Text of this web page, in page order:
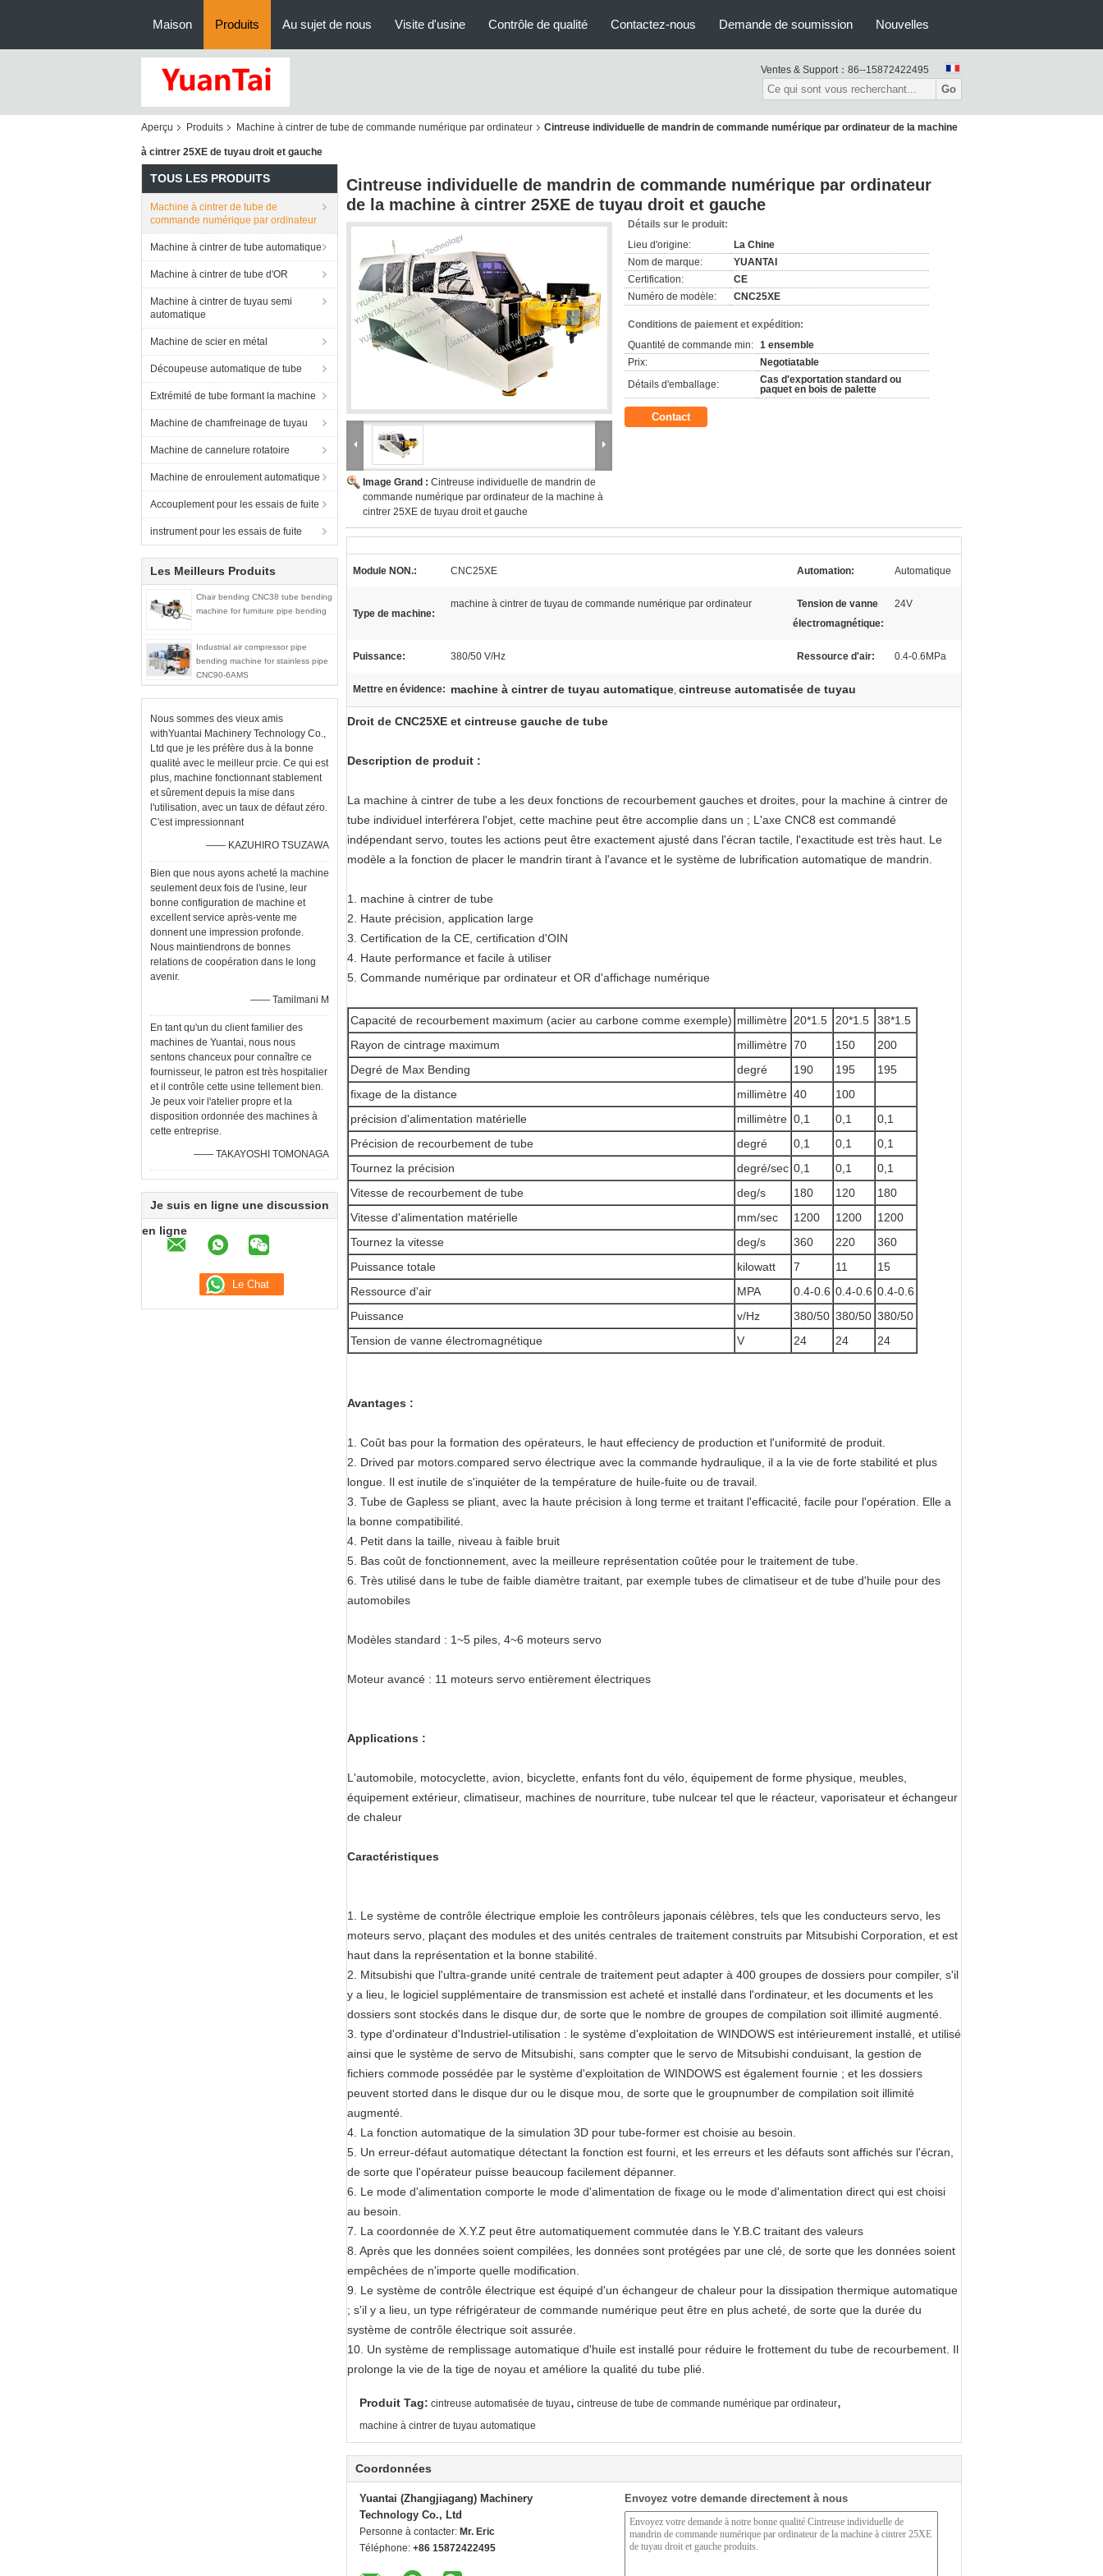
Maison Produits Au sujet de nous Visite d'usine Contrôle de qualité Contactez-nous Demande de soumission Nouvelles
Ventes & Support： 86--15872422495
Go
Aperçu Produits Machine à cintrer de tube de commande numérique par ordinateur Cintreuse individuelle de mandrin de commande numérique par ordinateur de la machine
à cintrer 25XE de tuyau droit et gauche
TOUS LES PRODUITS
Machine à cintrer de tube de
commande numérique par ordinateur
Machine à cintrer de tube automatique
Machine à cintrer de tube d'OR
Machine à cintrer de tuyau semi
automatique
Machine de scier en métal
Découpeuse automatique de tube
Extrémité de tube formant la machine
Machine de chamfreinage de tuyau
Machine de cannelure rotatoire
Machine de enroulement automatique
Accouplement pour les essais de fuite
instrument pour les essais de fuite
Les Meilleurs Produits
Chair bending CNC38 tube bending
machine for furniture pipe bending
Industrial air compressor pipe
bending machine for stainless pipe
CNC90-6AMS
Nous sommes des vieux amis
withYuantai Machinery Technology Co.,
Ltd que je les préfère dus à la bonne
qualité avec le meilleur prcie. Ce qui est
plus, machine fonctionnant stablement
et sûrement depuis la mise dans
l'utilisation, avec un taux de défaut zéro.
C'est impressionnant
—— KAZUHIRO TSUZAWA
Bien que nous ayons acheté la machine
seulement deux fois de l'usine, leur
bonne configuration de machine et
excellent service après-vente me
donnent une impression profonde.
Nous maintiendrons de bonnes
relations de coopération dans le long
avenir.
—— Tamilmani M
En tant qu'un du client familier des
machines de Yuantai, nous nous
sentons chanceux pour connaître ce
fournisseur, le patron est très hospitalier
et il contrôle cette usine tellement bien.
Je peux voir l'atelier propre et la
disposition ordonnée des machines à
cette entreprise.
—— TAKAYOSHI TOMONAGA
Je suis en ligne une discussion
en ligne
Cintreuse individuelle de mandrin de commande numérique par ordinateur
de la machine à cintrer 25XE de tuyau droit et gauche
Image Grand : Cintreuse individuelle de mandrin de
commande numérique par ordinateur de la machine à
cintrer 25XE de tuyau droit et gauche
Détails sur le produit:
Lieu d'origine:
La Chine
Nom de marque:
YUANTAI
Certification:
CE
Numéro de modèle:
CNC25XE
Conditions de paiement et expédition:
Quantité de commande min: 1 ensemble
Prix:
Negotiatable
Détails d'emballage:
Cas d'exportation standard ou
paquet en bois de palette
Contact
Module NON.: CNC25XE Automation: Automatique
Type de machine:
machine à cintrer de tuyau de commande numérique par ordinateur
Tension de vanne
électromagnétique:
24V
Puissance: 380/50 V/Hz Ressource d'air: 0.4-0.6MPa
Mettre en évidence: machine à cintrer de tuyau automatique, cintreuse automatisée de tuyau
Droit de CNC25XE et cintreuse gauche de tube
Description de produit :
La machine à cintrer de tube a les deux fonctions de recourbement gauches et droites, pour la machine à cintrer de
tube individuel interférera l'objet, cette machine peut être accomplie dans un ; L'axe CNC8 est commandé
indépendant servo, toutes les actions peut être exactement ajusté dans l'écran tactile, l'exactitude est très haut. Le
modèle a la fonction de placer le mandrin tirant à l'avance et le système de lubrification automatique de mandrin.
1. machine à cintrer de tube
2. Haute précision, application large
3. Certification de la CE, certification d'OIN
4. Haute performance et facile à utiliser
5. Commande numérique par ordinateur et OR d'affichage numérique
Capacité de recourbement maximum (acier au carbone comme exemple) millimètre 20*1.5 20*1.5
38*1.5
Rayon de cintrage maximum
millimètre 70 150
200
Degré de Max Bending
degré 190 195
195
fixage de la distance
millimètre 40
100
précision d'alimentation matérielle
millimètre 0,1 0,1
0,1
Précision de recourbement de tube
degré 0,1 0,1
0,1
Tournez la précision
degré/sec 0,1 0,1
0,1
Vitesse de recourbement de tube
deg/s 180 120
180
Vitesse d'alimentation matérielle
mm/sec 1200 1200
1200
Tournez la vitesse
deg/s 360 220
360
Puissance totale
kilowatt 7 11
15
Ressource d'air
MPA 0.4-0.6 0.4-0.6 0.4-0.6
Puissance
v/Hz 380/50 380/50 380/50
Tension de vanne électromagnétique
V 24 24 24
Avantages :
1. Coût bas pour la formation des opérateurs, le haut effeciency de production et l'uniformité de produit.
2. Drived par motors.compared servo électrique avec la commande hydraulique, il a la vie de forte stabilité et plus
longue. Il est inutile de s'inquiéter de la température de huile-fuite ou de travail.
3. Tube de Gapless se pliant, avec la haute précision à long terme et traitant l'efficacité, facile pour l'opération. Elle a
la bonne compatibilité.
4. Petit dans la taille, niveau à faible bruit
5. Bas coût de fonctionnement, avec la meilleure représentation coûtée pour le traitement de tube.
6. Très utilisé dans le tube de faible diamètre traitant, par exemple tubes de climatiseur et de tube d'huile pour des
automobiles
Modèles standard : 1~5 piles, 4~6 moteurs servo
Moteur avancé : 11 moteurs servo entièrement électriques
Applications :
L'automobile, motocyclette, avion, bicyclette, enfants font du vélo, équipement de forme physique, meubles,
équipement extérieur, climatiseur, machines de nourriture, tube nulcear tel que le réacteur, vaporisateur et échangeur
de chaleur
Caractéristiques
1. Le système de contrôle électrique emploie les contrôleurs japonais célèbres, tels que les conducteurs servo, les
moteurs servo, plaçant des modules et des unités centrales de traitement construits par Mitsubishi Corporation, et est
haut dans la représentation et la bonne stabilité.
2. Mitsubishi que l'ultra-grande unité centrale de traitement peut adapter à 400 groupes de dossiers pour compiler, s'il
y a lieu, le logiciel supplémentaire de transmission est acheté et installé dans l'ordinateur, et les documents et les
dossiers sont stockés dans le disque dur, de sorte que le nombre de groupes de compilation soit illimité augmenté.
3. type d'ordinateur d'Industriel-utilisation : le système d'exploitation de WINDOWS est intérieurement installé, et utilisé
ainsi que le système de servo de Mitsubishi, sans compter que le servo de Mitsubishi conduisant, la gestion de
fichiers commode possédée par le système d'exploitation de WINDOWS est également fournie ; et les dossiers
peuvent storted dans le disque dur ou le disque mou, de sorte que le groupnumber de compilation soit illimité
augmenté.
4. La fonction automatique de la simulation 3D pour tube-former est choisie au besoin.
5. Un erreur-défaut automatique détectant la fonction est fourni, et les erreurs et les défauts sont affichés sur l'écran,
de sorte que l'opérateur puisse beaucoup facilement dépanner.
6. Le mode d'alimentation comporte le mode d'alimentation de fixage ou le mode d'alimentation direct qui est choisi
au besoin.
7. La coordonnée de X.Y.Z peut être automatiquement commutée dans le Y.B.C traitant des valeurs
8. Après que les données soient compilées, les données sont protégées par une clé, de sorte que les données soient
empêchées de n'importe quelle modification.
9. Le système de contrôle électrique est équipé d'un échangeur de chaleur pour la dissipation thermique automatique
; s'il y a lieu, un type réfrigérateur de commande numérique peut être en plus acheté, de sorte que la durée du
système de contrôle électrique soit assurée.
10. Un système de remplissage automatique d'huile est installé pour réduire le frottement du tube de recourbement. Il
prolonge la vie de la tige de noyau et améliore la qualité du tube plié.
Produit Tag: cintreuse automatisée de tuyau, cintreuse de tube de commande numérique par ordinateur,
machine à cintrer de tuyau automatique
Coordonnées
Yuantai (Zhangjiagang) Machinery
Technology Co., Ltd
Personne à contacter: Mr. Eric
Téléphone: +86 15872422495
Envoyez votre demande directement à nous